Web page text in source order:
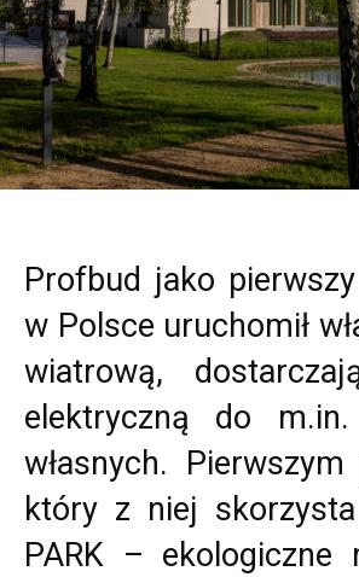
Profbud jako
w Polsce uruchomił
wiatrową,
elektryczną do
własnych.
który z niej
PARK – ekologiczne